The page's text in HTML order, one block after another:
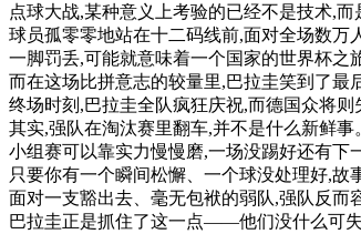
点球大战,某种意义 上考验的已经不是技术,而
球员孤零零地站在十二码线前,面对全场数万
一脚罚丢,可能就意味着一个国家的世界杯之
而在这场比拼意志的较量里,巴拉圭笑到了最
终场时刻 ,巴拉圭全队疯狂庆祝,而德国众将则
其实,强队在淘汰赛里翻车,并不是什么新鲜事
小组赛可以靠实力慢慢磨,一场没踢好还有下
只要你有一个瞬间松懈 一个球没处理好,故
面对一支豁出去 毫无包袱的弱队,强队 反而
巴拉圭正是抓住了这一点——他们没什么可